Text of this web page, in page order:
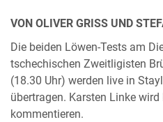
VON OLIVER GRISS UND
Die beiden Löwen-Tests am
tschechischen Zweitligisten
(18.30 Uhr) werden live in
übertragen. Karsten Linke
kommentieren.